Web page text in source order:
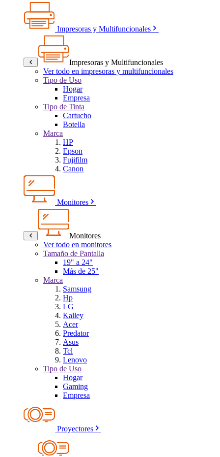
Impresoras y Multifuncionales
Impresoras y Multifuncionales
Ver todo en impresoras y multifuncionales
Tipo de Uso
Hogar
Empresa
Tipo de Tinta
Cartucho
Botella
Marca
HP
Epson
Fujifilm
Canon
Monitores
Monitores
Ver todo en monitores
Tamaño de Pantalla
19" a 24"
Más de 25"
Marca
Samsung
Hp
LG
Kalley
Acer
Predator
Asus
Tcl
Lenovo
Tipo de Uso
Hogar
Gaming
Empresa
Proyectores